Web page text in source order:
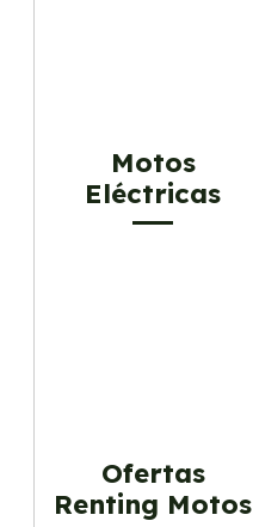
Motos
Eléctricas
Ofertas
Renting Motos